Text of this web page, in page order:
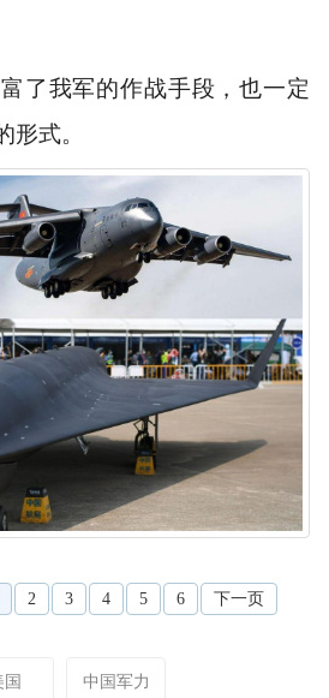
了我军的作战手段，也一定
式。
2 3 4 5 6 下一页
国 中国军力